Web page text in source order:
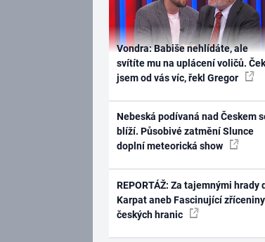
Vondra: Babiše nehlídáte, ale
svítíte mu na uplácení voličů.
jsem od vás víc, řekl Gregor
Nebeská podívaná nad Českem
blíží. Působivé zatmění Slunce
doplní meteorická show
REPORTÁŽ: Za tajemnými hrady
Karpat aneb Fascinující
českých hranic